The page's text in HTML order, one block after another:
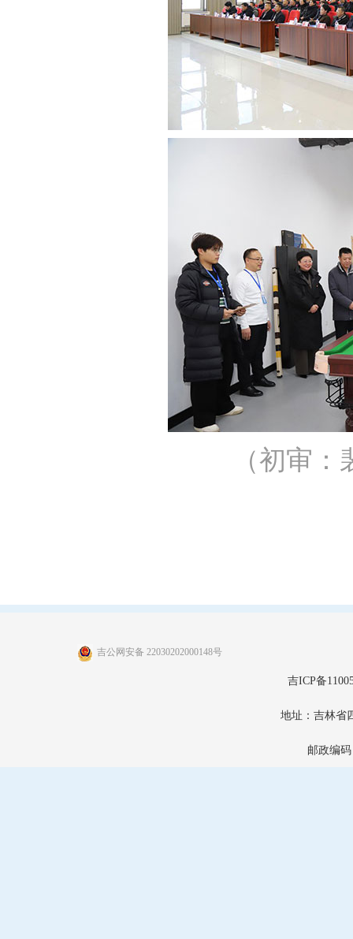
（初审
吉公网安备 22030202000148号
吉ICP备
地址：吉林省
邮政编码